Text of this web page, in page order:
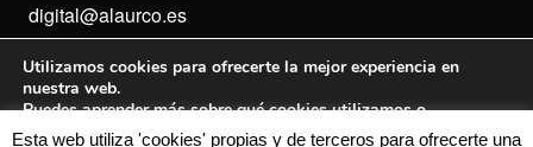
digital@alaurco.es
Esta web utiliza 'cookies' propias y de terceros para ofrecerte una
Utilizamos cookies para ofrecerte la mejor experiencia en
nuestra web.
Puedes aprender más sobre qué cookies utilizamos o
desactivarlas en losajustes.